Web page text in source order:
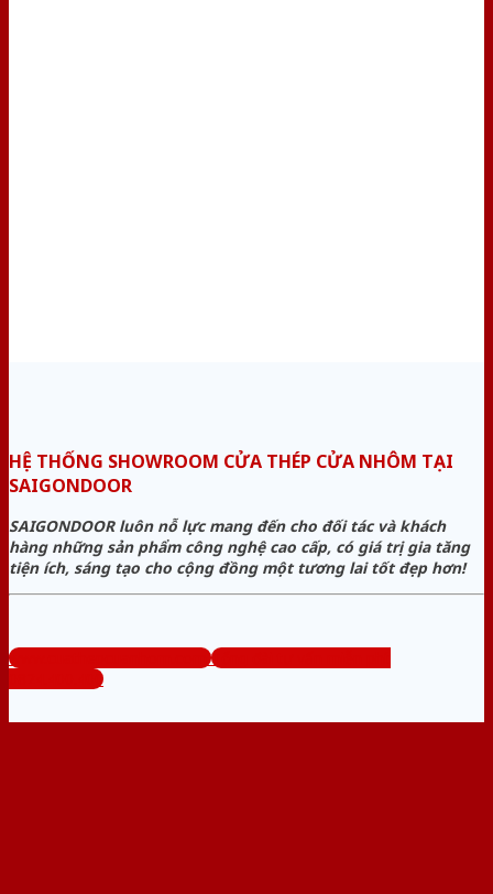
HỆ THỐNG SHOWROOM CỬA THÉP CỬA NHÔM TẠI
SAIGONDOOR
SAIGONDOOR luôn nỗ lực mang đến cho đối tác và khách
hàng những sản phẩm công nghệ cao cấp, có giá trị gia tăng
tiện ích, sáng tạo cho cộng đồng một tương lai tốt đẹp hơn!
www.cuathepcuanhom.com
Tổng đài tư vấn miễn phí:
0824.400.400